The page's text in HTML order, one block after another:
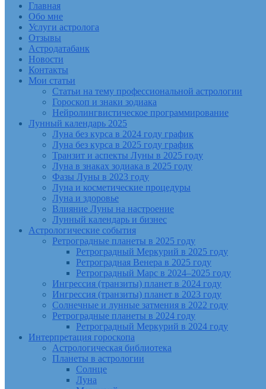
Главная
Обо мне
Услуги астролога
Отзывы
Астродатабанк
Новости
Контакты
Мои статьи
Статьи на тему профессиональной астрологии
Гороскоп и знаки зодиака
Нейролингвистическое программирование
Лунный календарь 2025
Луна без курса в 2024 году график
Луна без курса в 2025 году график
Транзит и аспекты Луны в 2025 году
Луна в знаках зодиака в 2025 году
Фазы Луны в 2023 году
Луна и косметические процедуры
Луна и здоровье
Влияние Луны на настроение
Лунный календарь и бизнес
Астрологические события
Ретроградные планеты в 2025 году
Ретроградный Меркурий в 2025 году
Ретроградная Венера в 2025 году
Ретроградный Марс в 2024–2025 году
Ингрессия (транзиты) планет в 2024 году
Ингрессия (транзиты) планет в 2023 году
Солнечные и лунные затмения в 2022 году
Ретроградные планеты в 2024 году
Ретроградный Меркурий в 2024 году
Интерпретация гороскопа
Астрологическая библиотека
Планеты в астрологии
Солнце
Луна